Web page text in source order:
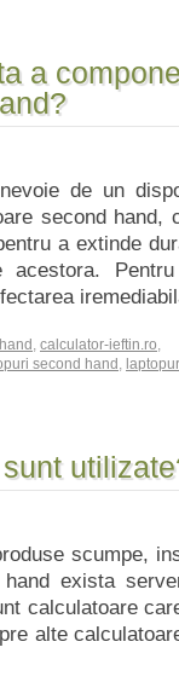
a
de un
second hand,
a extinde
acestora.
, calculator-ieftin.ro,
second hand ,
scumpe,
exista
calculatoare
alte